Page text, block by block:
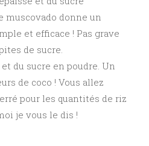
muscovado donne un
et efficace ! Pas grave
de sucre.
du sucre en poudre. Un
de coco ! Vous allez
pour les quantités de riz
je vous le dis !